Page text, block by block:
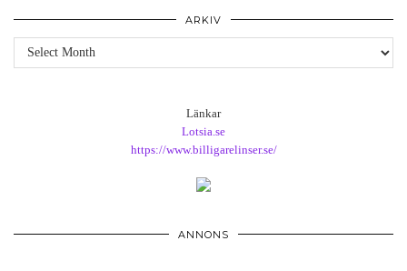
ARKIV
Arkiv
Länkar
Lotsia.se
https://www.billigarelinser.se/
ANNONS